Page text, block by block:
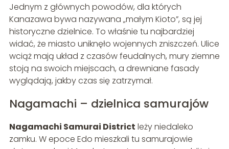
Jednym z głównych powodów, dla których
Kanazawa bywa nazywana „małym Kioto”, są jej
historyczne dzielnice. To właśnie tu najbardziej
widać, że miasto uniknęło wojennych zniszczeń. Ulice
wciąż mają układ z czasów feudalnych, mury ziemne
stoją na swoich miejscach, a drewniane fasady
wyglądają, jakby czas się zatrzymał.
Nagamachi – dzielnica samurajów
Nagamachi Samurai District leży niedaleko
zamku. W epoce Edo mieszkali tu samurajowie